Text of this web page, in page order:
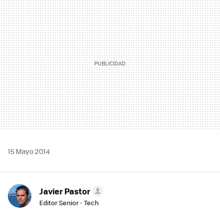
MAIL
15 Mayo 2014
Javier Pastor
Editor Senior - Tech